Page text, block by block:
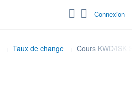
Connexion
Taux de change Cours KWD/ISK